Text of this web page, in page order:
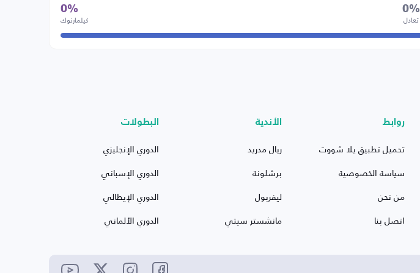
0%
تعادل
0%
كيلمارنوك
روابط
تحميل تطبيق يلا شووت
سياسة الخصوصية
من نحن
اتصل بنا
الأندية
ريال مدريد
برشلونة
ليفربول
مانشستر سيتي
البطولات
الدوري الإنجليزي
الدوري الإسباني
الدوري الإيطالي
الدوري الألماني